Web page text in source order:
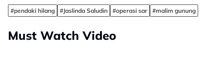
#pendaki hilang #Jaslinda Saludin #operasi sar #malim gunung
Must Watch Video